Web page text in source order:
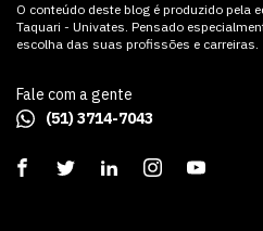
O conteúdo deste blog é produzido pela
Taquari - Univates. Pensado
escolha das suas profissões e carreiras.
Fale com a gente
(51) 3714-7043